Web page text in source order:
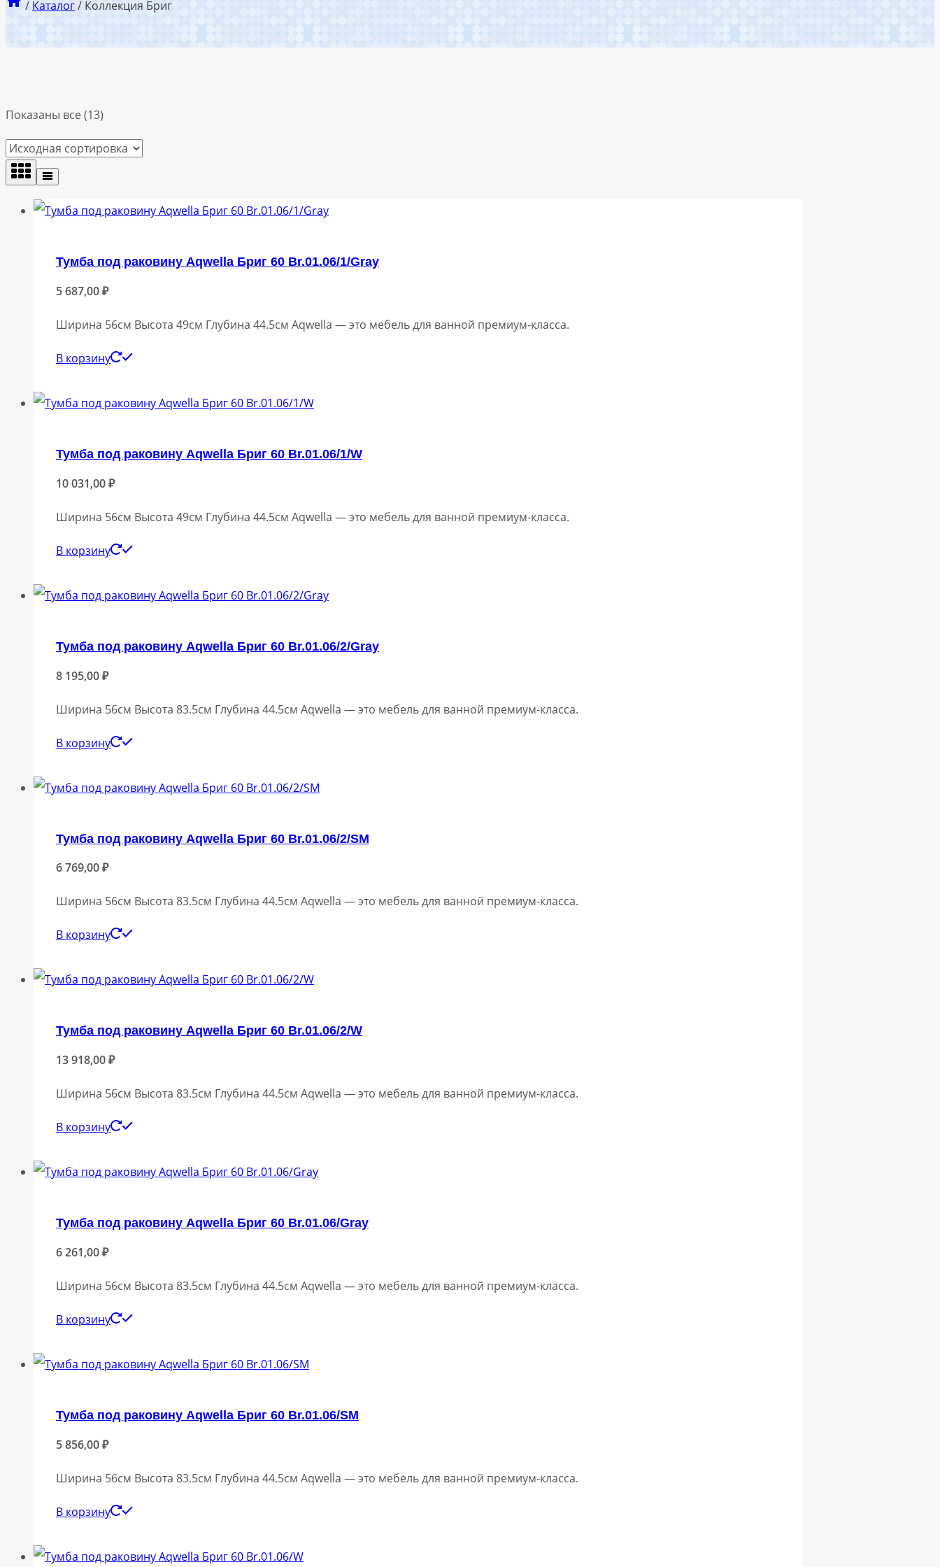
/ Каталог/ Коллекция Бриг
Показаны все (13)
Тумба под раковину Aqwella Бриг 60 Br.01.06/1/Gray
5 687,00₽
Ширина 56см Высота 49см Глубина 44.5см Aqwella — это мебель для ванной премиум-класса.
В корзину
Тумба под раковину Aqwella Бриг 60 Br.01.06/1/W
10 031,00₽
Ширина 56см Высота 49см Глубина 44.5см Aqwella — это мебель для ванной премиум-класса.
В корзину
Тумба под раковину Aqwella Бриг 60 Br.01.06/2/Gray
8 195,00₽
Ширина 56см Высота 83.5см Глубина 44.5см Aqwella — это мебель для ванной премиум-класса.
В корзину
Тумба под раковину Aqwella Бриг 60 Br.01.06/2/SM
6 769,00₽
Ширина 56см Высота 83.5см Глубина 44.5см Aqwella — это мебель для ванной премиум-класса.
В корзину
Тумба под раковину Aqwella Бриг 60 Br.01.06/2/W
13 918,00₽
Ширина 56см Высота 83.5см Глубина 44.5см Aqwella — это мебель для ванной премиум-класса.
В корзину
Тумба под раковину Aqwella Бриг 60 Br.01.06/Gray
6 261,00₽
Ширина 56см Высота 83.5см Глубина 44.5см Aqwella — это мебель для ванной премиум-класса.
В корзину
Тумба под раковину Aqwella Бриг 60 Br.01.06/SM
5 856,00₽
Ширина 56см Высота 83.5см Глубина 44.5см Aqwella — это мебель для ванной премиум-класса.
В корзину